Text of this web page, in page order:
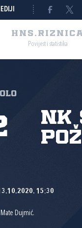
Povijest i statistika
13.10.2020. 15:30
Dujmić.